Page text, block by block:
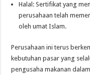
Halal: Sertifikat yang
perusahaan telah
oleh umat Islam.
Perusahaan ini terus
kebutuhan pasar yang
pengusaha makanan